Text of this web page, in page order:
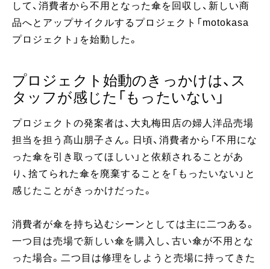
して、消費者から不用となった傘を回収し、新しい商
品へとアップサイクルするプロジェクト「motokasa
プロジェクト」を始動した。
プロジェクト始動のきっかけは、ス
タッフが感じた「もったいない」
プロジェクトの発案者は、大丸梅田店の婦人洋品売場
担当を担う髙山朋子さん。日頃、消費者から「不用にな
った傘を引き取ってほしい」と依頼されることがあ
り、捨てられた傘を廃棄することを「もったいない」と
感じたことがきっかけだった。
消費者が傘を持ち込むシーンとしては主に二つある。
一つ目は売場で新しい傘を購入し、古い傘が不用とな
った場合。二つ目は修理をしようと売場に持ってきた